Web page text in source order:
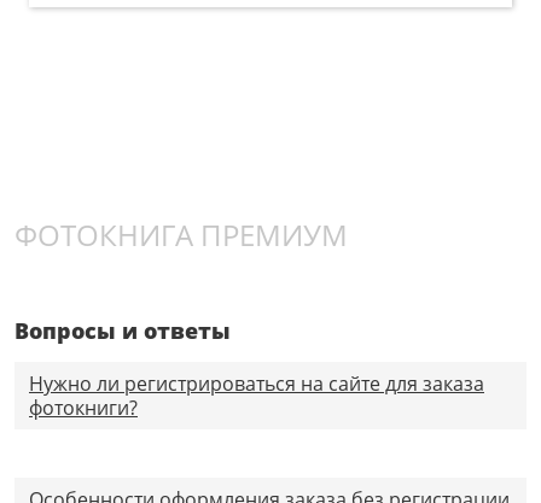
ФОТОКНИГА ПРЕМИУМ
Вопросы и ответы
Нужно ли регистрироваться на сайте для заказа
фотокниги?